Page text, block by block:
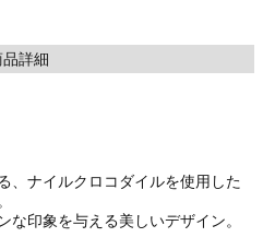
品詳細
、ナイルクロコダイルを使用した
印象を与える美しいデザイン。